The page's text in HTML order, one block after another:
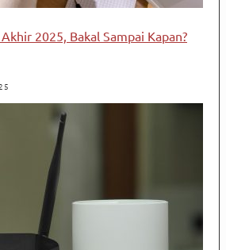
2025, Bakal Sampai Kapan?